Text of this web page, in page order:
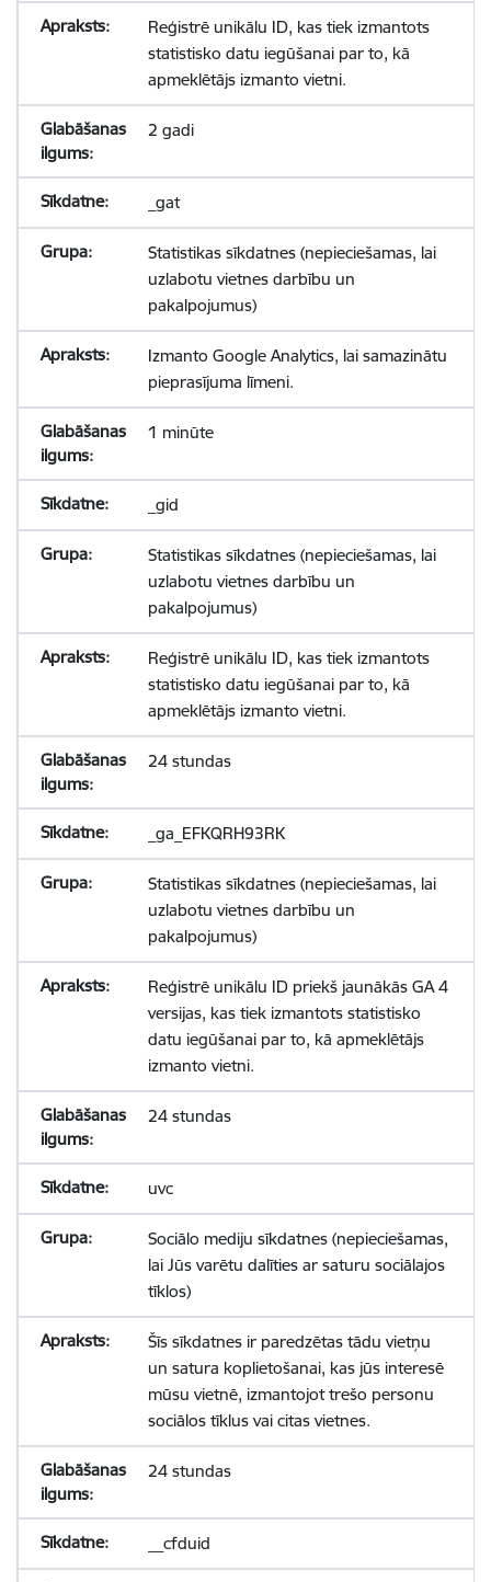
Reģistrē unikālu ID, kas tiek izmantots
statistisko datu iegūšanai par to, kā
apmeklētājs izmanto vietni.
2 gadi
_gat
Statistikas sīkdatnes (nepieciešamas, lai
uzlabotu vietnes darbību un
pakalpojumus)
Izmanto Google Analytics, lai samazinātu
pieprasījuma līmeni.
1 minūte
_gid
Statistikas sīkdatnes (nepieciešamas, lai
uzlabotu vietnes darbību un
pakalpojumus)
Reģistrē unikālu ID, kas tiek izmantots
statistisko datu iegūšanai par to, kā
apmeklētājs izmanto vietni.
24 stundas
_ga_EFKQRH93RK
Statistikas sīkdatnes (nepieciešamas, lai
uzlabotu vietnes darbību un
pakalpojumus)
Reģistrē unikālu ID priekš jaunākās GA 4
versijas, kas tiek izmantots statistisko
datu iegūšanai par to, kā apmeklētājs
izmanto vietni.
24 stundas
uvc
Sociālo mediju sīkdatnes (nepieciešamas,
lai Jūs varētu dalīties ar saturu sociālajos
tīklos)
Šīs sīkdatnes ir paredzētas tādu vietņu
un satura koplietošanai, kas jūs interesē
mūsu vietnē, izmantojot trešo personu
sociālos tīklus vai citas vietnes.
24 stundas
__cfduid